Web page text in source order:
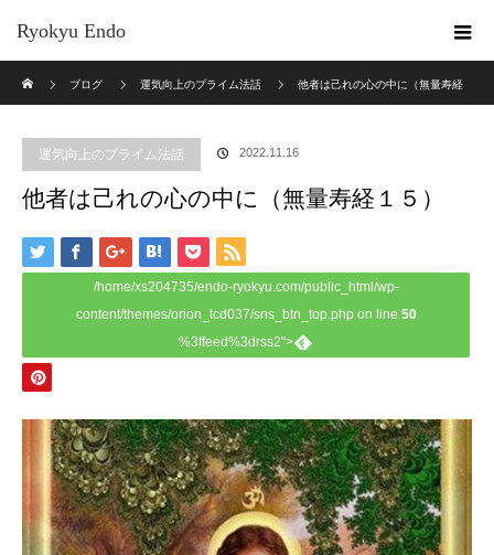
Ryokyu Endo
ブログ
運気向上のプライム法話 他者は己れの心の中に（無量寿経
運気向上のプライム法話 2022.11.16
他者は己れの心の中に（無量寿経１５）
/home/xs204735/endo-ryokyu.com/public_html/wp-
content/themes/orion_tcd037/sns_btn_top.php on line 50
%3ffeed%3drss2">